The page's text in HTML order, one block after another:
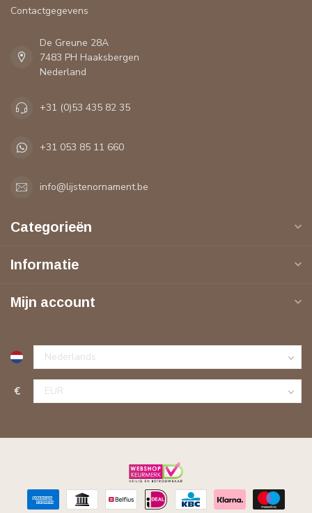
Contactgegevens
De Greune 28A
7483 PH Haaksbergen
Nederland
+31 (0)53 435 82 35
+31 053 85 11 660
info@lijstenornament.be
Categorieën
Informatie
Mijn account
€